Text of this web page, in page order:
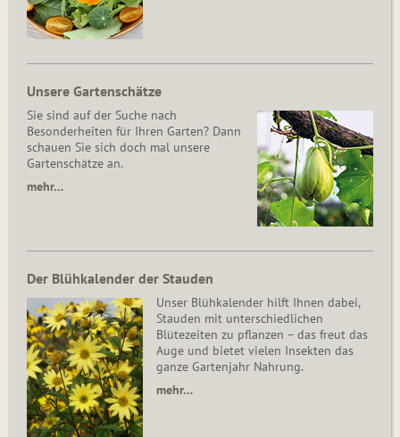
Unsere Gartenschätze
Sie sind auf der Suche nach
Besonderheiten für Ihren Garten? Dann
schauen Sie sich doch mal unsere
Gartenschätze an.
mehr…
Der Blühkalender der Stauden
Unser Blühkalender hilft Ihnen dabei,
Stauden mit unterschiedlichen
Blütezeiten zu pflanzen – das freut das
Auge und bietet vielen Insekten das
ganze Gartenjahr Nahrung.
mehr…